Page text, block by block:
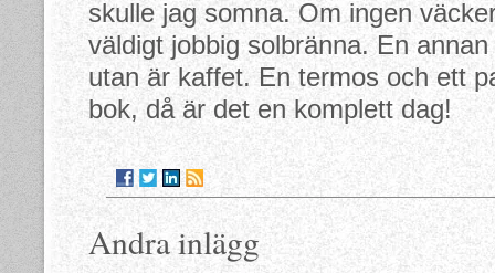
skulle jag somna. Om ingen
väldigt jobbig solbränna. En
utan är kaffet. En termos och ett
bok, då är det en komplett dag!
Andra inlägg